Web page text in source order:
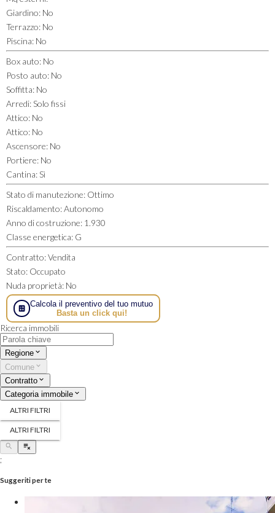
Giardino: No
Terrazzo: No
Piscina: No
Box auto: No
Posto auto: No
Soffitta: No
Arredi: Solo fissi
Attico: No
Attico: No
Ascensore: No
Portiere: No
Cantina: Sì
Stato di manutezione: Ottimo
Riscaldamento:Autonomo
Anno di costruzione: 1.930
Classe energetica: G
Contratto:Vendita
Stato: Occupato
Nuda proprietà: No
Calcola il preventivo del tuo mutuo
Basta un click qui!
Ricerca immobili
Regione
Comune
Contratto
Categoria immobile
ALTRI FILTRI
ALTRI FILTRI
;
Suggeriti per te